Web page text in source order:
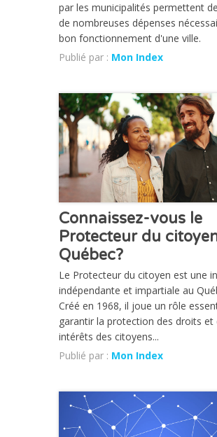
par les municipalités permettent
de nombreuses dépenses
bon fonctionnement d'une ville.
Publié par : Mon Index
CHRONIQUE
Connaissez-vous le
Protecteur du
Québec?
Le Protecteur du citoyen est une
indépendante et impartiale au
Créé en 1968, il joue un rôle
garantir la protection des droits et
intérêts des citoyens...
Publié par : Mon Index
CHRONIQUE